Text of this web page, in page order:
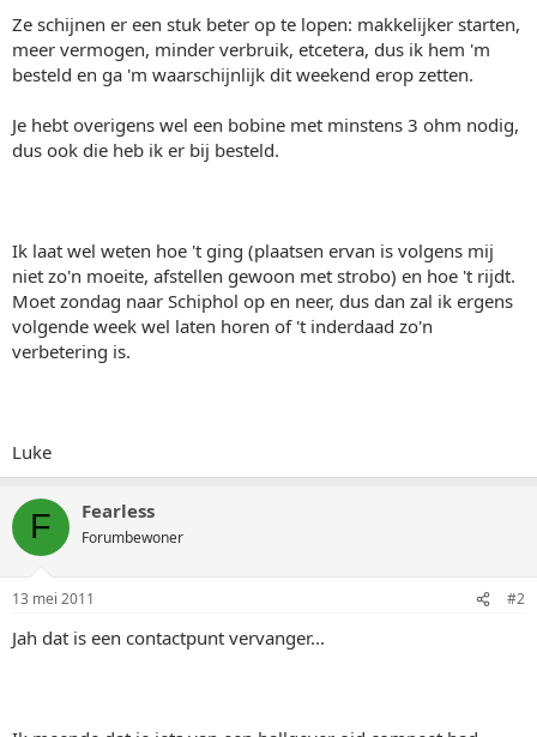
Ze schijnen er een stuk beter op te lopen: makkelijker starten,
meer vermogen, minder verbruik, etcetera, dus ik hem 'm
besteld en ga 'm waarschijnlijk dit weekend erop zetten.
Je hebt overigens wel een bobine met minstens 3 ohm nodig,
dus ook die heb ik er bij besteld.
Ik laat wel weten hoe 't ging (plaatsen ervan is volgens mij
niet zo'n moeite, afstellen gewoon met strobo) en hoe 't rijdt.
Moet zondag naar Schiphol op en neer, dus dan zal ik ergens
volgende week wel laten horen of 't inderdaad zo'n
verbetering is.
Luke
F Fearless
Forumbewoner
13 mei 2011 #2
Jah dat is een contactpunt vervanger...